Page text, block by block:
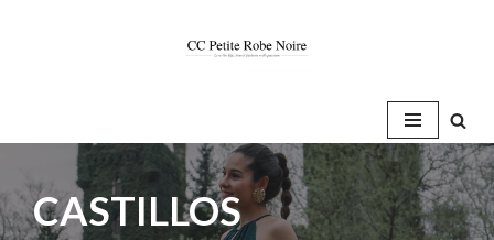
CASTILLOS